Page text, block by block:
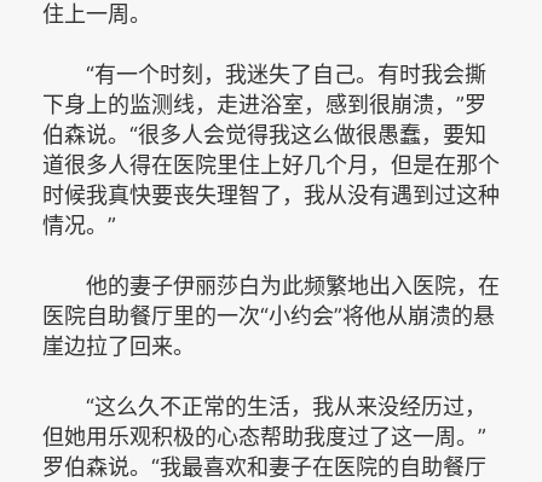
住上一周。
“有一个时刻，我迷失了自己。有时我会撕
下身上的监测线，走进浴室，感到很崩溃，”罗
伯森说。“很多人会觉得我这么做很愚蠢，要知
道很多人得在医院里住上好几个月，但是在那个
时候我真快要丧失理智了，我从没有遇到过这种
情况。”
他的妻子伊丽莎白为此频繁地出入医院，在
医院自助餐厅里的一次“小约会”将他从崩溃的悬
崖边拉了回来。
“这么久不正常的生活，我从来没经历过，
但她用乐观积极的心态帮助我度过了这一周。”
罗伯森说。“我最喜欢和妻子在医院的自助餐厅